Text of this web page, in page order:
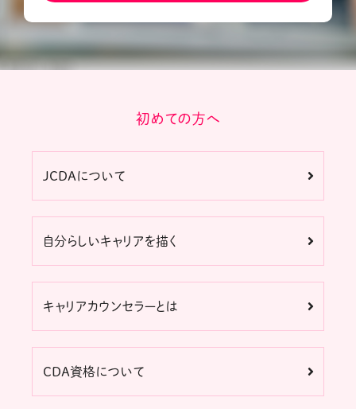
初めての方へ
JCDAについて
自分らしいキャリアを描く
キャリアカウンセラーとは
CDA資格について